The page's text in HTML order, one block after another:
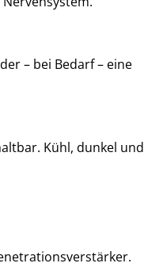
– bei Bedarf – eine
Kühl, dunkel und